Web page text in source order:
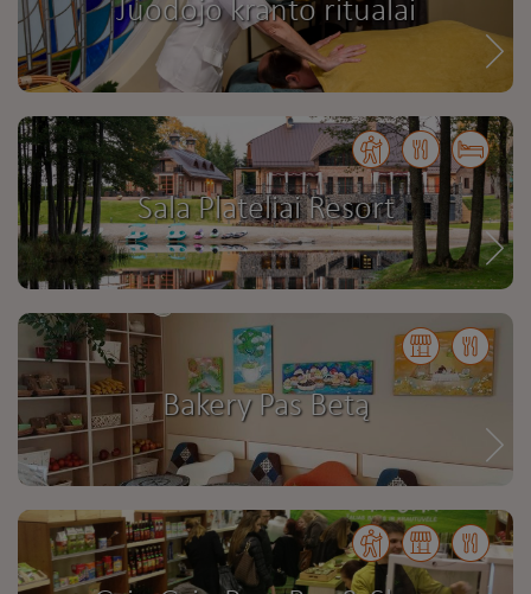
Juodojo kranto ritualai
Sala Plateliai Resort
Bakery Pas Betą